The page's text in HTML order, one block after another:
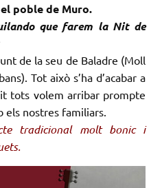
poble de Muro.
que farem la Nit de
de la seu de Baladre (Moll
Tot això s’ha d’acabar a
tots volem arribar prompte
els nostres familiars.
tradicional molt bonic i